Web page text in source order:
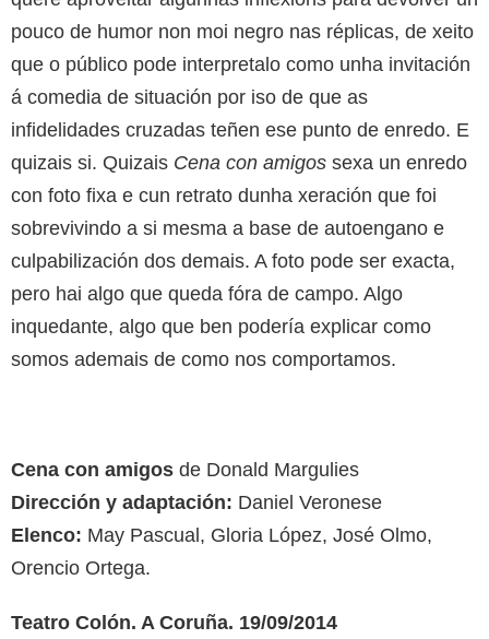
pouco de humor non moi negro nas réplicas, de xeito
que o público pode interpretalo como unha invitación
á comedia de situación por iso de que as
infidelidades cruzadas teñen ese punto de enredo. E
quizais si. Quizais Cena con amigos sexa un enredo
con foto fixa e cun retrato dunha xeración que foi
sobrevivindo a si mesma a base de autoengano e
culpabilización dos demais. A foto pode ser exacta,
pero hai algo que queda fóra de campo. Algo
inquedante, algo que ben podería explicar como
somos ademais de como nos comportamos.
Cena con amigos de Donald Margulies
Dirección y adaptación: Daniel Veronese
Elenco: May Pascual, Gloria López, José Olmo,
Orencio Ortega.
Teatro Colón. A Coruña. 19/09/2014